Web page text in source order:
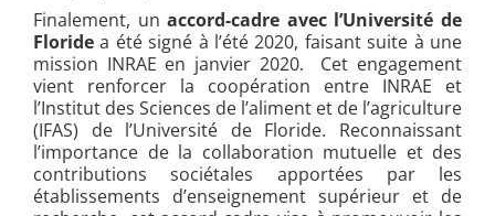
Finalement, unaccord-cadre avec l’Université de
Floride a été signé à l’été 2020, faisant suite à une
mission INRAE en janvier 2020. Cet engagement
vient renforcer la coopération entre INRAE et
l’Institut des Sciences de l’aliment et de l’agriculture
(IFAS) de l’Université de Floride. Reconnaissant
l’importance de la collaboration mutuelle et des
contributions sociétales apportées par les
établissements d’enseignement supérieur et de